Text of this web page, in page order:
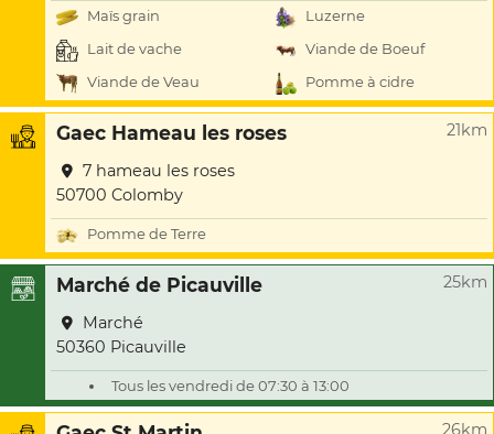
Maïs grain
Luzerne
Lait de vache
Viande de Boeuf
Viande de Veau
Pomme à cidre
Gaec Hameau les roses 21km
7 hameau les roses
50700 Colomby
Pomme de Terre
Marché de Picauville 25km
Marché
50360 Picauville
Tous les vendredi de 07:30 à 13:00
26km